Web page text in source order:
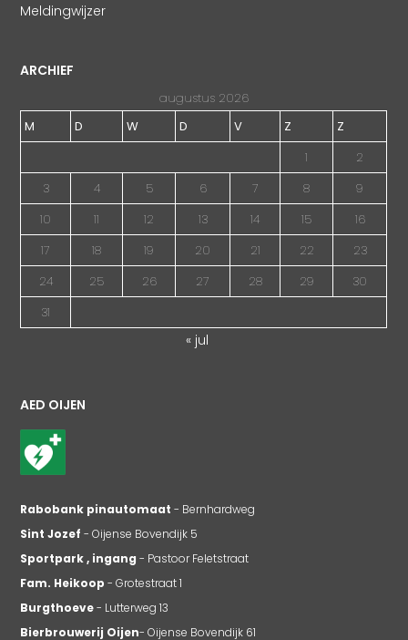
Meldingwijzer
ARCHIEF
augustus 2026
M
D W D V Z
Z
1
2
3
4 5 6 7 8
9
10
11 12 13 14 15
16
17
18 19 20 21 22
23
24
25 26 27 28 29
30
31
« jul
AED OIJEN
Rabobank pinautomaat - Bernhardweg
Sint Jozef - Oijense Bovendijk 5
Sportpark , ingang - Pastoor Feletstraat
Fam. Heikoop - Grotestraat 1
Burgthoeve- Lutterweg 13
Bierbrouwerij Oijen- Oijense Bovendijk 61